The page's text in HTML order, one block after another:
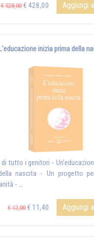
€ 528,00 € 428,00 Aggiungi
inizia prima della
tutto i genitori -
nascita - Un progetto
- ...
€ 12,00 € 11,40 Aggiungi